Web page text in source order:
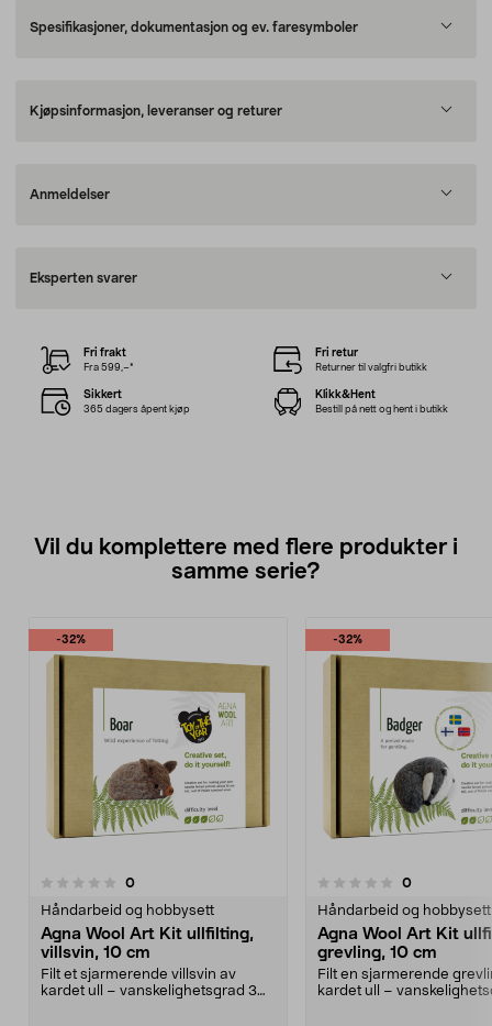
Spesifikasjoner, dokumentasjon og ev. faresymboler
Kjøpsinformasjon, leveranser og returer
Anmeldelser
Eksperten svarer
Fri frakt
Fra 599,–*
Fri retur
Returner til valgfri butikk
Sikkert
365 dagers åpent kjøp
Klikk&Hent
Bestill på nett og hent i butikk
Vil du komplettere med flere produkter i
samme serie?
-32%
0anmeldelser
Håndarbeid og hobbysett
Agna Wool Art Kit ullfilting,
villsvin, 10 cm
Filt et sjarmerende villsvin av
kardet ull – vanskelighetsgrad 3
-32%
0.0 av 5 stjerner 0anmeldelser
Håndarbeid og hobbysett
Agna Wool Art Kit
grevling, 10 cm
Filt en sjarmerende
kardet ull –
0.0 av 5 stjerner